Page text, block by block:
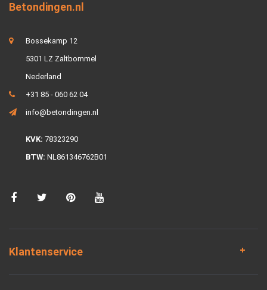
Betondingen.nl
Bossekamp 12
5301 LZ Zaltbommel
Nederland
+31 85 - 060 62 04
info@betondingen.nl
KVK: 78323290
BTW: NL861346762B01
Klantenservice